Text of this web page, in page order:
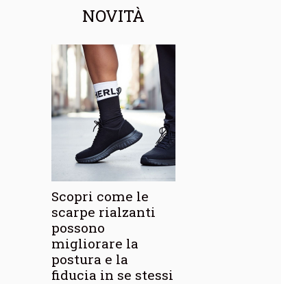
NOVITÀ
Scopri come le
scarpe rialzanti
possono
migliorare la
postura e la
fiducia in se stessi